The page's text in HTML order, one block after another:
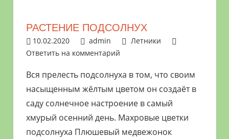
Поможем
обустройстве
дачного
участка
выращивании
РАСТЕНИЕ ПОДСОЛНУХ
10.02.2020 admin
Летники
Ответить на комментарий
Вся прелесть подсолнуха в том, что своим
насыщенным жёлтым цветом он создаёт в
саду солнечное настроение в самый
хмурый осенний день. Махровые цветки
подсолнуха Плюшевый медвежонок